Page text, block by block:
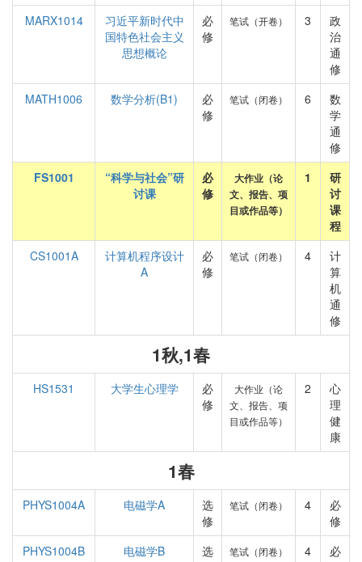
MARX1014
习近平新时代中
国特色社会主义
思想概论
必
修
笔试（开卷） 3
政
治
通
修
MATH1006
数学分析(B1)
必
修
笔试（闭卷） 6
数
学
通
修
FS1001
“科学与社会”研
讨课
必
修
大作业（论
文、报告、项
目或作品等）
1
研
讨
课
程
CS1001A
计算机程序设计
A
必
修
笔试（闭卷） 4
计
算
机
通
修
1秋,1春
HS1531 大学生心理学
必
修
大作业（论
文、报告、项
目或作品等）
2
心
理
健
康
1春
PHYS1004A 电磁学A
选
修
笔试（闭卷） 4
必
修
PHYS1004B
电磁学B
选
笔试（闭卷） 4
必